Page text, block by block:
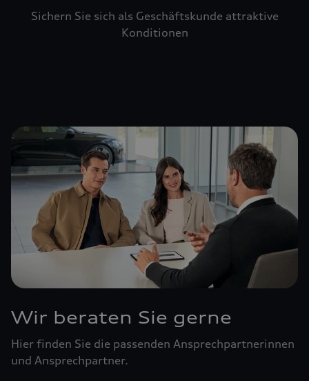
Sichern Sie sich als Geschäftskunde attraktive
Konditionen
Wir beraten Sie gerne
Hier finden Sie die passenden Ansprechpartnerinnen
und Ansprechpartner.